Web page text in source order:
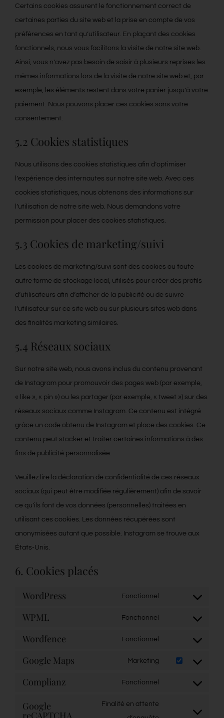
Certains cookies assurent le fonctionnement correct de
certaines parties du site web et la prise en compte de vos
préférences en tant qu’utilisateur. En plaçant des cookies
fonctionnels, nous vous facilitons la visite de notre site web.
Ainsi, vous n’avez pas besoin de saisir à plusieurs reprises les
mêmes informations lors de la visite de notre site web et, par
exemple, les éléments restent dans votre panier jusqu’à votre
paiement. Nous pouvons placer ces cookies sans votre
consentement.
5.2 Cookies statistiques
Nous utilisons des cookies statistiques afin d’optimiser
l’expérience des internautes sur notre site web. Avec ces
cookies statistiques, nous obtenons des informations sur
l’utilisation de notre site web. Nous demandons votre
permission pour placer des cookies statistiques.
5.3 Cookies de marketing/suivi
Les cookies de marketing/suivi sont des cookies ou toute
autre forme de stockage local, utilisés pour créer des profils
d’utilisateurs afin d’afficher de la publicité ou de suivre
l’utilisateur sur ce site web ou sur plusieurs sites web dans
des finalités marketing similaires.
5.4 Réseaux sociaux
Sur notre site web, nous avons inclus du contenu provenant
de Instagram pour promouvoir des pages web (par exemple,
« like », « pin ») ou les partager (par exemple, « tweet ») sur des
réseaux sociaux comme Instagram. Ce contenu est intégré
grâce un code obtenu de Instagram et place des cookies. Ce
contenu peut stocker et traiter certaines informations à des
fins de publicité personnalisée.
Veuillez lire la déclaration de confidentialité de ces réseaux
sociaux (qui peut être modifiée régulièrement) afin de savoir
ce qu’ils font de vos données (personnelles) traitées en
utilisant ces cookies. Les données récupérées sont
anonymisées autant que possible. Instagram se trouve aux
États-Unis.
6. Cookies placés
WordPress
Fonctionnel
wordpress
WPML
Fonctionnel
wpml
Wordfence
Fonctionnel
wordfence
Google Maps
Marketing
Complianz
Fonctionnel
Google
reCAPTCHA
Finalité en attente